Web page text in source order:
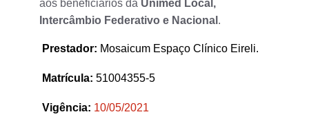
aos beneficiários da Unimed Local,
Intercâmbio Federativo e Nacional .
Prestador: Mosaicum Espaço Clínico Eireli.
Matrícula: 51004355-5
Vigência: 10/05/2021